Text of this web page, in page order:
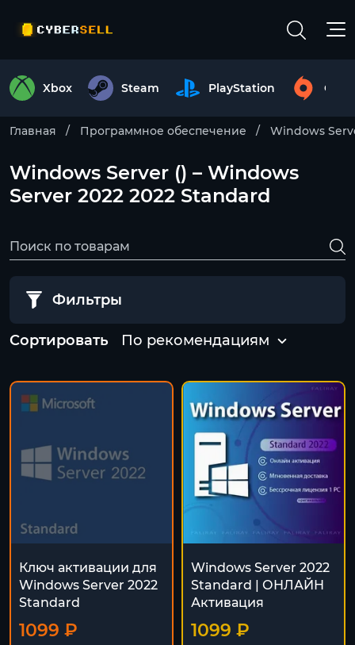
Xbox Steam PlayStation
Главная Программное обеспечение Windows
Windows Server () – Windows
Server 2022 2022 Standard
Фильтры
Сортировать По рекомендациям
Ключ активации для
Windows Server 2022
Standard
1099 ₽
Windows Server 2022
Standard | ОНЛАЙН
Активация
1099 ₽